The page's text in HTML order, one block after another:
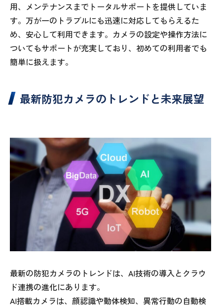
用、メンテナンスまでトータルサポートを提供していま
す。万が一のトラブルにも迅速に対応してもらえるた
め、安心して利用できます。カメラの設定や操作方法に
ついてもサポートが充実しており、初めての利用者でも
簡単に扱えます。
最新防犯カメラのトレンドと未来展望
最新の防犯カメラのトレンドは、AI技術の導入とクラウ
ド連携の進化にあります。
AI搭載カメラは、顔認識や動体検知、異常行動の自動検